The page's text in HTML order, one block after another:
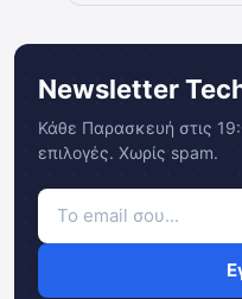
Newsletter
Κάθε Παρασκευή στις
επιλογές. Χωρίς spam.